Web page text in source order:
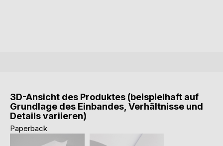
3D-Ansicht des Produktes (beispielhaft auf
Grundlage des Einbandes, Verhältnisse und
Details variieren)
Paperback